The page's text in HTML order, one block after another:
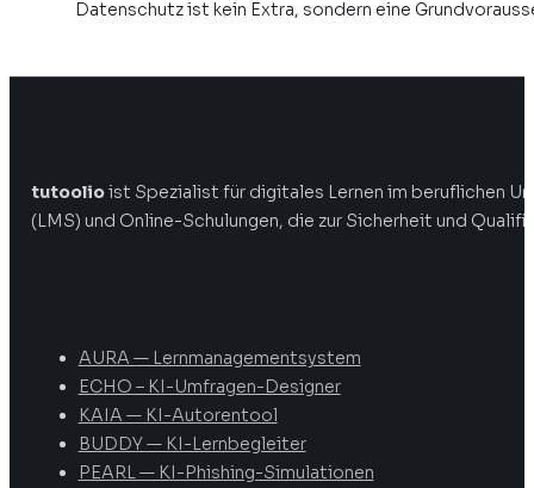
Datenschutz ist kein Extra, sondern eine
tutoolioist Spezialist für digitales Lernen im beruflichen
(LMS) und Online-Schulungen, die zur Sicherheit und
AURA — Lernmanagementsystem
ECHO – KI-Umfragen-Designer
KAIA — KI-Autorentool
BUDDY — KI-Lernbegleiter
PEARL — KI-Phishing-Simulationen